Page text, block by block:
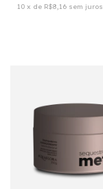
10 x de R$8,16 sem juros